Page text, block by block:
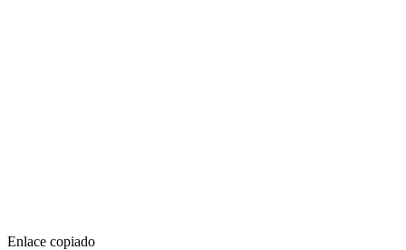
Enlace copiado